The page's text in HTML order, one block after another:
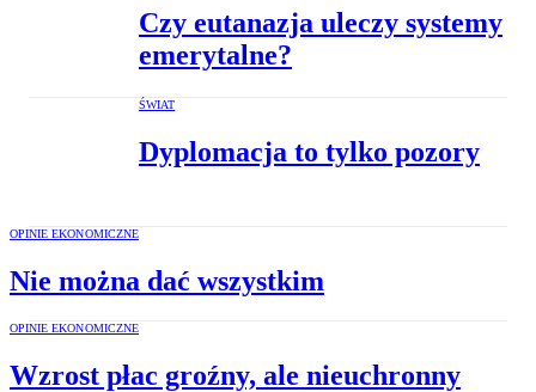
Czy eutanazja uleczy systemy
emerytalne?
ŚWIAT
Dyplomacja to tylko pozory
OPINIE EKONOMICZNE
Nie można dać wszystkim
OPINIE EKONOMICZNE
Wzrost płac groźny, ale nieuchronny